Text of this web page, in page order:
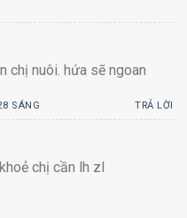
chị nuôi. hứa sẽ ngoan
SÁNG TRẢ LỜI
chị cần lh zl